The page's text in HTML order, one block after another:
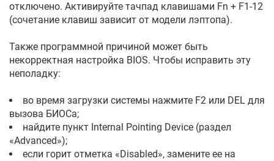
отключено. Активируйте тачпад клавишами Fn + F1-12
(сочетание клавиш зависит от модели лэптопа).
Также программной причиной может быть
некорректная настройка BIOS. Чтобы исправить эту
неполадку:
во время загрузки системы нажмите F2 или DEL для
вызова БИОСа;
найдите пункт Internal Pointing Device (раздел
«Advanced»);
если горит отметка «Disabled», замените ее на